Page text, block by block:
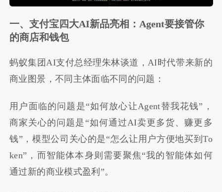
一、支付宝四大AI新品亮相：Agent要接管你
的商店和钱包
蚂蚁集团AI支付总经理朱林谈道，AI时代带来新的
商业图景，不同主体面临不同的问题：
用户面临的问题是“如何放心让Agent替我花钱”，
商家关心的问题是“如何通过AI卖更多货、赚更多
钱”，模型公司关心的是“怎么让用户方便地买到To
ken”，而智能体本身则需要聚焦“我的智能体如何
通过新的商业模式盈利”。